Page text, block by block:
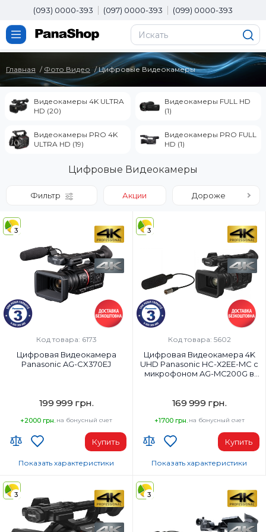
(093) 0000-393 (097) 0000-393 (099) 0000-393
Главная Фото Видео Цифровые Видеокамеры
Видеокамеры 4K ULTRA
HD (20)
Видеокамеры FULL HD
(1)
Видеокамеры PRO 4K
ULTRA HD (19)
Видеокамеры PRO FULL
HD (1)
Цифровые Видеокамеры
Фильтр Акции Дороже
3
Код товара: 6173
Цифровая Видеокамера
Panasonic AG-CX370EJ
199 999 грн.
+2000 грн. на бонусный счет
Купить
Дополнительные возможности:
Код УКТ ЗЕД:
Страна-производитель товара:
Показать характеристики
3
Код товара: 5602
Цифровая Видеокамера 4K
UHD Panasonic HC-X2EE-MC с
микрофоном AG-MC200G в
169 999 грн.
+1700 грн. на бонусный счет
Купить
Код УКТ ЗЕД:
8525 89 00 90
Страна-производитель товара:
Показать характеристики
3 3